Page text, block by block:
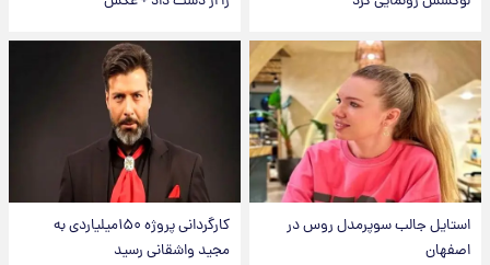
استایل جالب سوپرمدل روس در
اصفهان
کارگردانی پروژه ۱۵۰میلیاردی به
مجید واشقانی رسید